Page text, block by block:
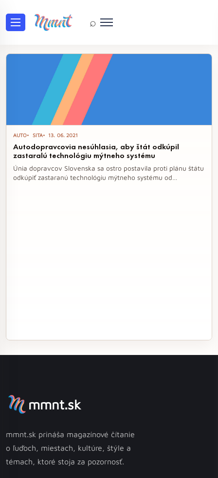
⌕
Tag: UNAS
AUTO SITA 13. 06. 2021
Autodopravcovia nesúhlasia, aby štát odkúpil
zastaralú technológiu mýtneho systému
Únia dopravcov Slovenska sa ostro postavila proti plánu štátu
odkúpiť zastaranú technológiu mýtneho systému od
mmnt.sk
mmnt.sk prináša magazínové čítanie
o ľuďoch, miestach, kultúre, štýle a
témach, ktoré stoja za pozornosť.